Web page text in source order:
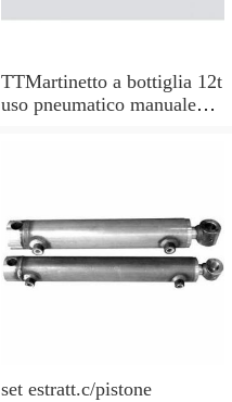
TTMartinetto a bottiglia 12t
uso pneumatico manuale
set estratt.c/pistone